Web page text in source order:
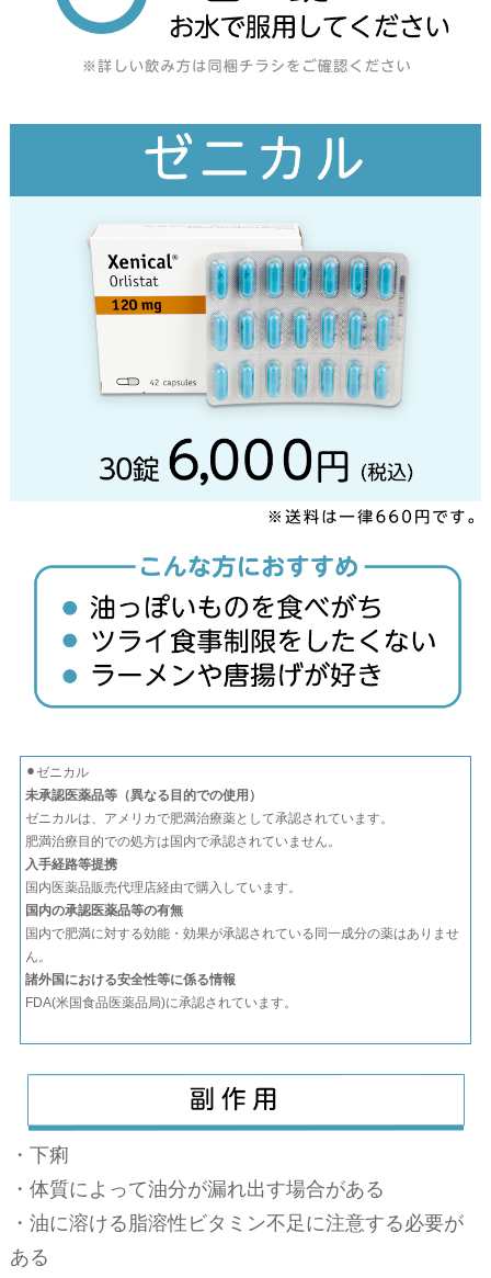
⚫︎ゼニカル
未承認医薬品等（異なる目的での使用）
ゼニカルは、アメリカで肥満治療薬として承認されています。
肥満治療目的での処方は国内で承認されていません。
入手経路等提携
国内医薬品販売代理店経由で購入しています。
国内の承認医薬品等の有無
国内で肥満に対する効能・効果が承認されている同一成分の薬はありませ
ん。
諸外国における安全性等に係る情報
FDA(米国食品医薬品局)に承認されています。
・下痢
・体質によって油分が漏れ出す場合がある
・油に溶ける脂溶性ビタミン不足に注意する必要が
ある